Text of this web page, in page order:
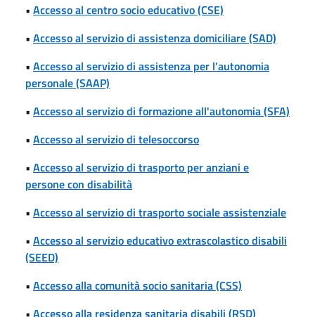
• Accesso al centro socio educativo (CSE)
• Accesso al servizio di assistenza domiciliare (SAD)
• Accesso al servizio di assistenza per l’autonomia
personale (SAAP)
• Accesso al servizio di formazione all'autonomia (SFA)
• Accesso al servizio di telesoccorso
• Accesso al servizio di trasporto per anziani e
persone con disabilità
• Accesso al servizio di trasporto sociale assistenziale
• Accesso al servizio educativo extrascolastico disabili
(SEED)
• Accesso alla comunità socio sanitaria (CSS)
• Accesso alla residenza sanitaria disabili (RSD)